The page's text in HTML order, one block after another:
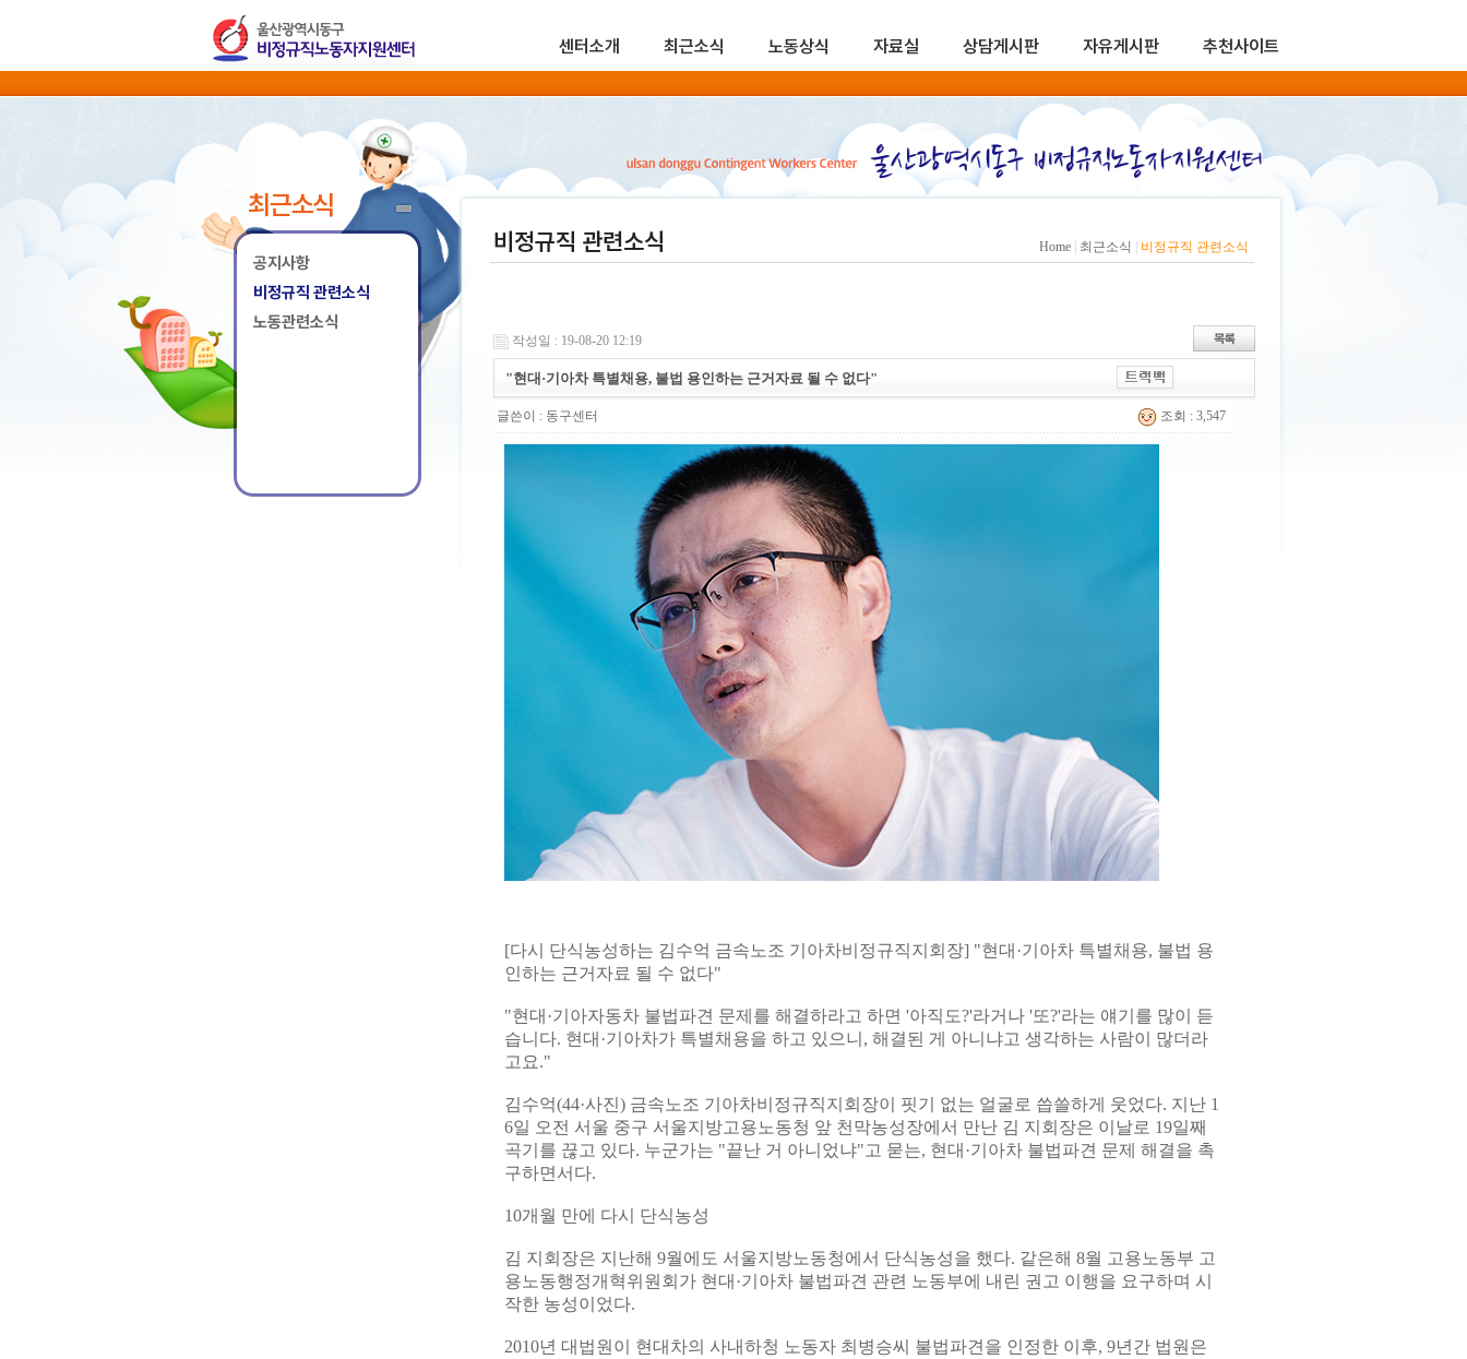
센터소개 최근소식 노동상식 자료실 상담게시판 자유게시판 추천사이트
최근소식
공지사항
비정규직 관련소식
노동관련소식
비정규직 관련소식 Home 최근소식 비정규직 관련소식
작성일 : 19-08-20 12:19
"현대·기아차 특별채용, 불법 용인하는 근거자료 될 수 없다"
글쓴이 : 동구센터 조회 : 3,547
[다시 단식농성하는 김수억 금속노조 기아차비정규직지회장] "현대·기아차 특별채용, 불법 용
인하는 근거자료 될 수 없다"
"현대·기아자동차 불법파견 문제를 해결하라고 하면 '아직도?'라거나 '또?'라는 얘기를 많이 듣
습니다. 현대·기아차가 특별채용을 하고 있으니, 해결된 게 아니냐고 생각하는 사람이 많더라
고요."
김수억(44·사진) 금속노조 기아차비정규직지회장이 핏기 없는 얼굴로 씁쓸하게 웃었다. 지난 1
6일 오전 서울 중구 서울지방고용노동청 앞 천막농성장에서 만난 김 지회장은 이날로 19일째
곡기를 끊고 있다. 누군가는 "끝난 거 아니었냐"고 묻는, 현대·기아차 불법파견 문제 해결을 촉
구하면서다.
10개월 만에 다시 단식농성
김 지회장은 지난해 9월에도 서울지방노동청에서 단식농성을 했다. 같은해 8월 고용노동부 고
용노동행정개혁위원회가 현대·기아차 불법파견 관련 노동부에 내린 권고 이행을 요구하며 시
작한 농성이었다.
2010년 대법원이 현대차의 사내하청 노동자 최병승씨 불법파견을 인정한 이후, 9년간 법원은